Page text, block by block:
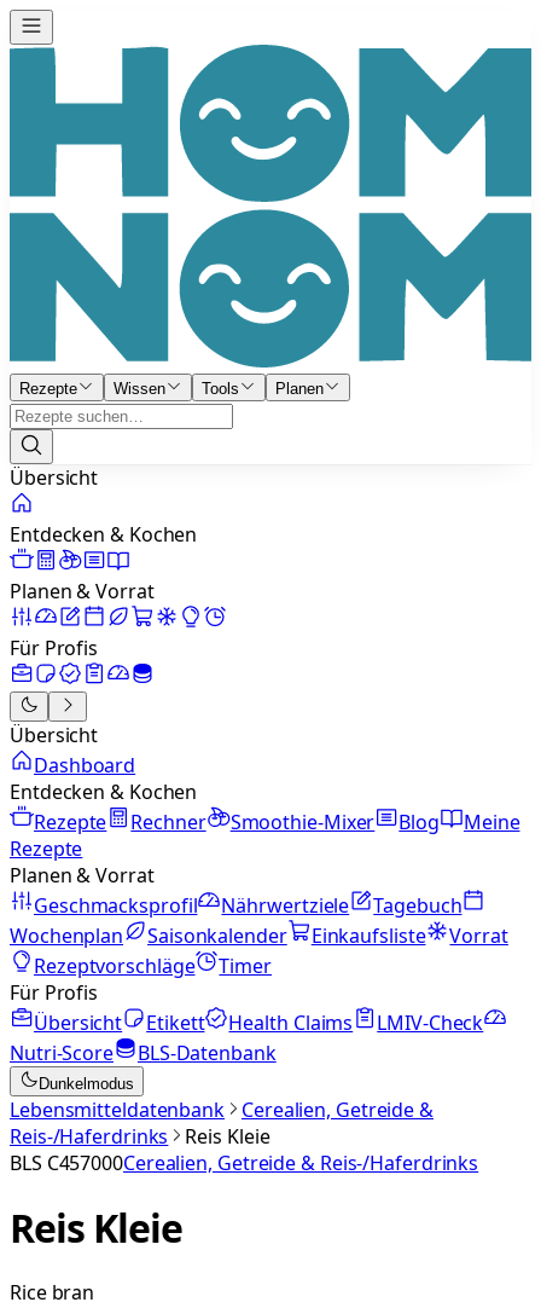
Rezepte Wissen Tools Planen
Übersicht
Entdecken & Kochen
Planen & Vorrat
Für Profis
Übersicht
Dashboard
Entdecken & Kochen
Rezepte
Rechner Smoothie-Mixer Blog
Meine
Rezepte
Planen & Vorrat
Geschmacksprofil
Nährwertziele
Tagebuch
Wochenplan
Saisonkalender Einkaufsliste
Vorrat
Rezeptvorschläge
Timer
Für Profis
Übersicht
Etikett Health Claims
LMIV-Check
Nutri-Score
BLS-Datenbank
Dunkelmodus
Lebensmitteldatenbank
Cerealien, Getreide &
Reis-/Haferdrinks
Reis Kleie
BLS C457000Cerealien, Getreide & Reis-/Haferdrinks
Reis Kleie
Rice bran